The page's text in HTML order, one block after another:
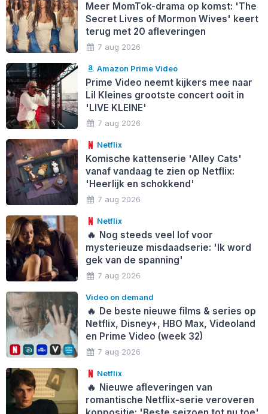
Meer MomTok-drama op komst: 'The
Secret Lives of Mormon Wives' keert
terug met 20 afleveringen
7 aug 2026
Amazon Prime Video
Prime Video neemt kijkers mee naar
Lil Kleines grootste concert ooit in
'LIVE KLEINE'
7 aug 2026
Netflix
Komische kattenserie 'Alley Cats'
vanaf vandaag te zien op Netflix:
'Heerlijk en schokkend'
7 aug 2026
Netflix
🔥 Nog steeds veel lof voor
mysterieuze misdaadserie: 'Ik word
gek van de spanning'
7 aug 2026
Video on demand
🔥 De beste nieuwe films & series op
Netflix, Disney+, HBO Max, Videoland
en Prime Video (week 32)
7 aug 2026
Netflix
🔥 Nieuwe afleveringen van
romantische Netflix-serie veroveren